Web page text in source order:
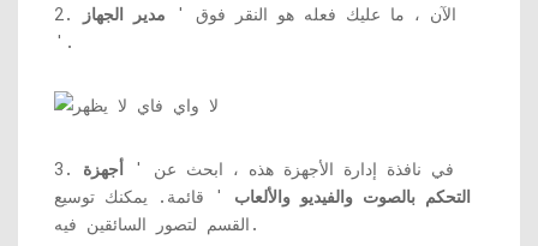
2. الآن ، ما عليك فعله هو النقر فوق ' مدير الجهاز
'.
3. في نافذة إدارة الأجهزة هذه ، ابحث عن ' أجهزة
التحكم بالصوت والفيديو والألعاب ' قائمة. يمكنك توسيع
القسم لتصور السائقين فيه.